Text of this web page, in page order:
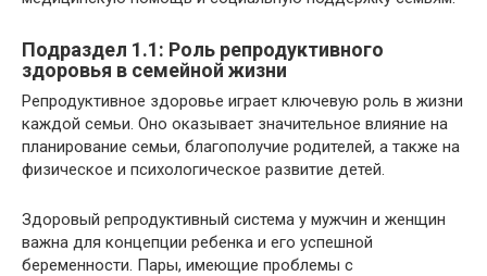
Подраздел 1.1: Роль репродуктивного
здоровья в семейной жизни
Репродуктивное здоровье играет ключевую роль в жизни
каждой семьи. Оно оказывает значительное влияние на
планирование семьи, благополучие родителей, а также на
физическое и психологическое развитие детей.
Здоровый репродуктивный система у мужчин и женщин
важна для концепции ребенка и его успешной
беременности. Пары, имеющие проблемы с